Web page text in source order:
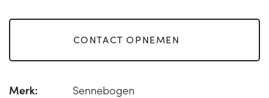
CONTACT OPNEMEN
Merk:
Sennebogen